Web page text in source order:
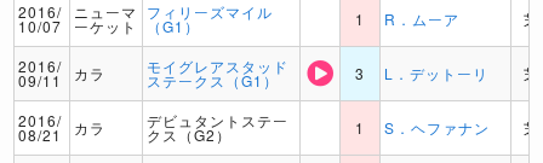
2016/
10/07
ニューマ
ーケット
フィリーズマイル
（G1） 1 R．ムーア 芝
2016/
09/11 カラ モイグレアスタッド
ステークス（G1） 3 L．デットーリ 芝
2016/
08/21 カラ デビュタントステー
クス（G2） 1 S．ヘファナン 芝